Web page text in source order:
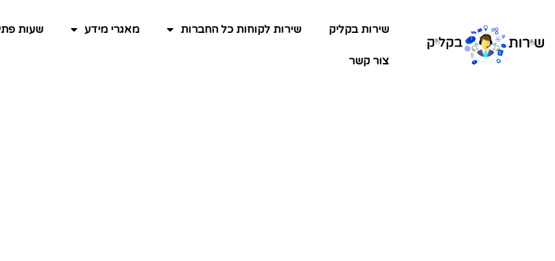
שירות בקליק שירות לקוחות כל החברות מאגרי מידע שעות
צור קשר